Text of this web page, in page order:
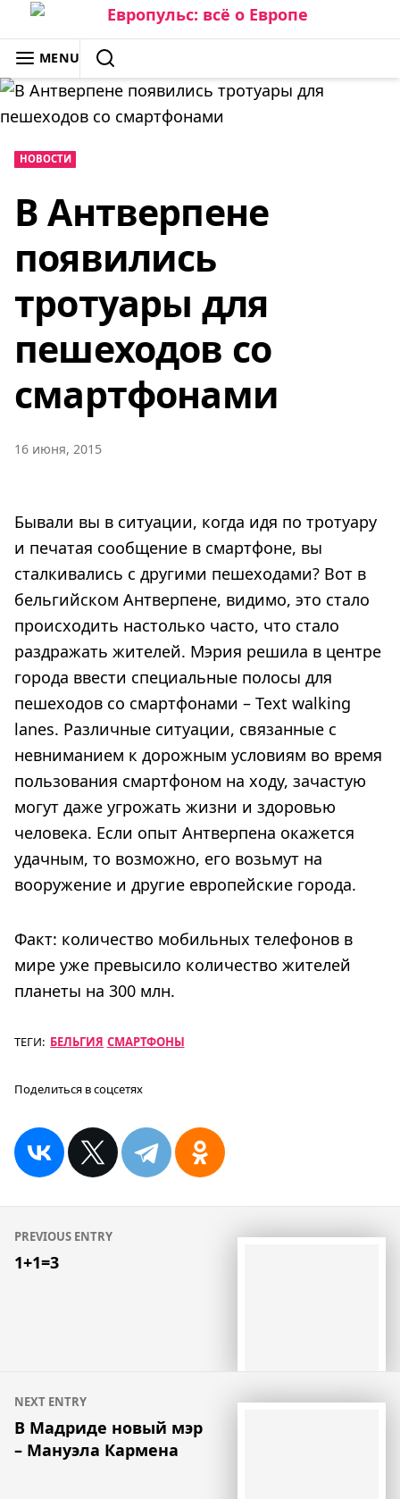
Skip
to
content
ЕВРОПУЛЬС: ВСЁ О ЕВРОПЕ
MENU
SEARCH
НОВОСТИ
В Антверпене
появились
тротуары для
пешеходов со
смартфонами
16 июня, 2015
Бывали вы в ситуации, когда идя по тротуару
и печатая сообщение в смартфоне, вы
сталкивались с другими пешеходами? Вот в
бельгийском Антверпене, видимо, это стало
происходить настолько часто, что стало
раздражать жителей. Мэрия решила в центре
города ввести специальные полосы для
пешеходов со смартфонами – Text walking
lanes. Различные ситуации, связанные с
невниманием к дорожным условиям во время
пользования смартфоном на ходу, зачастую
могут даже угрожать жизни и здоровью
человека. Если опыт Антверпена окажется
удачным, то возможно, его возьмут на
вооружение и другие европейские города.
Факт: количество мобильных телефонов в
мире уже превысило количество жителей
планеты на 300 млн.
ТЕГИ: БЕЛЬГИЯ СМАРТФОНЫ
Поделиться в соцсетях
Навигация
по
PREVIOUS ENTRY
1+1=3
NEXT ENTRY
В Мадриде новый мэр
– Мануэла Кармена